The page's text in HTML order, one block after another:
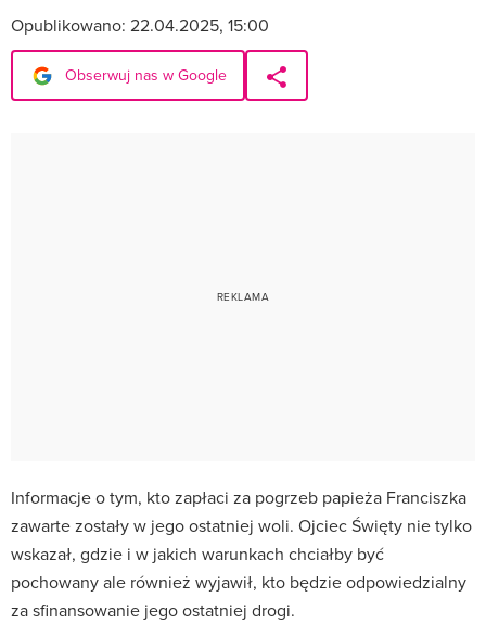
Opublikowano: 22.04.2025, 15:00
Obserwuj nas w Google
Informacje o tym, kto zapłaci za pogrzeb papieża Franciszka
zawarte zostały w jego ostatniej woli. Ojciec Święty nie tylko
wskazał, gdzie i w jakich warunkach chciałby być
pochowany ale również wyjawił, kto będzie odpowiedzialny
za sfinansowanie jego ostatniej drogi.